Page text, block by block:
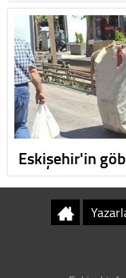
Eskişehir'in